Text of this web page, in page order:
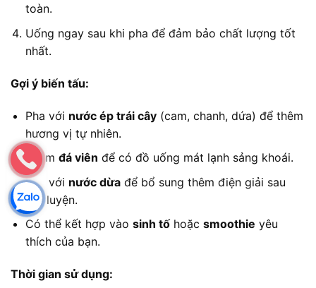
toàn.
Uống ngay sau khi pha để đảm bảo chất lượng tốt
nhất.
Gợi ý biến tấu:
Pha với nước ép trái cây(cam, chanh, dứa) để thêm
hương vị tự nhiên.
Thêm đá viên để có đồ uống mát lạnh sảng khoái.
Pha với nước dừađể bổ sung thêm điện giải sau
tập luyện.
Có thể kết hợp vào sinh tốhoặc smoothie yêu
thích của bạn.
Thời gian sử dụng: